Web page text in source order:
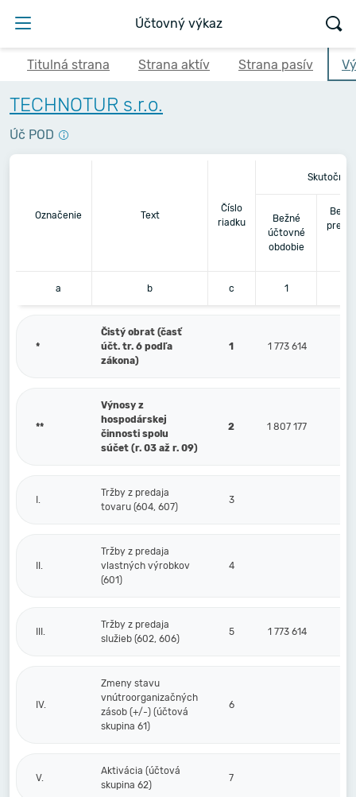
Účtovný výkaz
Titulná strana Strana aktív Strana pasív
TECHNOTUR s.r.o.
Úč POD
Označenie Text
Číslo
riadku
Bežné
účtovné
obdobie
a b c 1
*
Čistý obrat (časť
účt. tr. 6 podľa
zákona)
1 1 773 614
**
Výnosy z
hospodárskej
činnosti spolu
súčet (r. 03 až r. 09)
2 1 807 177
I.
Tržby z predaja
tovaru (604, 607)
3
II.
Tržby z predaja
vlastných výrobkov
(601)
4
III.
Tržby z predaja
služieb (602, 606)
5 1 773 614
IV.
Zmeny stavu
vnútroorganizačných
zásob (+/-) (účtová
skupina 61)
6
V.
Aktivácia (účtová
skupina 62)
7